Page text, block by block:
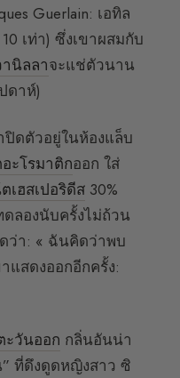
Guerlain: เอทิล
เท่า) ซึ่งเขาผสมกับ
นิลลาจะแช่ตัวนาน
ดาห์)
ปิดตัวอยู่ในห้องแล็บ
ะโรมาติกออก ใส่
เฮสเปอริดีส 30%
ดลองนับครั้งไม่ถ้วน
ว่า: « ฉันคิดว่าพบ
แสดงออกอีกครั้ง:
ะวันออก กลิ่นอันน่า
ที่ดึงดูดหญิงสาว ซิ